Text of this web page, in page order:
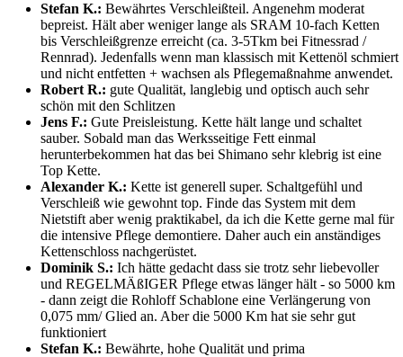
Stefan K.: Bewährtes Verschleißteil. Angenehm moderat
bepreist. Hält aber weniger lange als SRAM 10-fach Ketten
bis Verschleißgrenze erreicht (ca. 3-5Tkm bei Fitnessrad /
Rennrad). Jedenfalls wenn man klassisch mit Kettenöl schmiert
und nicht entfetten + wachsen als Pflegemaßnahme anwendet.
Robert R.: gute Qualität, langlebig und optisch auch sehr
schön mit den Schlitzen
Jens F.: Gute Preisleistung. Kette hält lange und schaltet
sauber. Sobald man das Werksseitige Fett einmal
herunterbekommen hat das bei Shimano sehr klebrig ist eine
Top Kette.
Alexander K.: Kette ist generell super. Schaltgefühl und
Verschleiß wie gewohnt top. Finde das System mit dem
Nietstift aber wenig praktikabel, da ich die Kette gerne mal für
die intensive Pflege demontiere. Daher auch ein anständiges
Kettenschloss nachgerüstet.
Dominik S.: Ich hätte gedacht dass sie trotz sehr liebevoller
und REGELMÄßIGER Pflege etwas länger hält - so 5000 km
- dann zeigt die Rohloff Schablone eine Verlängerung von
0,075 mm/ Glied an. Aber die 5000 Km hat sie sehr gut
funktioniert
Stefan K.: Bewährte, hohe Qualität und prima